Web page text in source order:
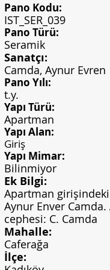
Pano Kodu:
IST_SER_039
Pano Türü:
Seramik
Sanatçı:
Camda, Aynur Evren
Pano Yılı:
t.y.
Yapı Türü:
Apartman
Yapı Alan:
Giriş
Yapı Mimar:
Bilinmiyor
Ek Bilgi:
Apartman
Aynur Enver
cephesi: C. Camda
Mahalle:
Caferağa
İlçe: